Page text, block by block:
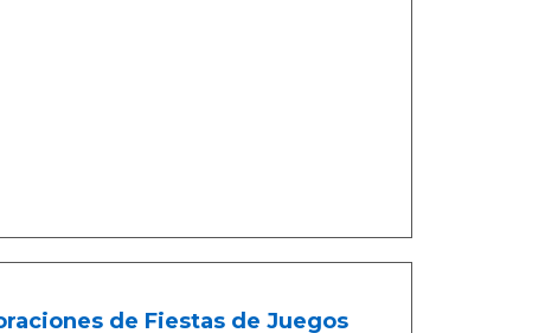
de Fiestas de Juegos